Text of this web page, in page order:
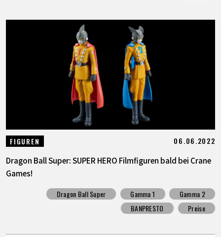
FIGUREN 06.06.2022
Dragon Ball Super: SUPER HERO Filmfiguren bald bei Crane
Games!
Dragon Ball Super Gamma 1
Gamma 2
BANPRESTO
Preise